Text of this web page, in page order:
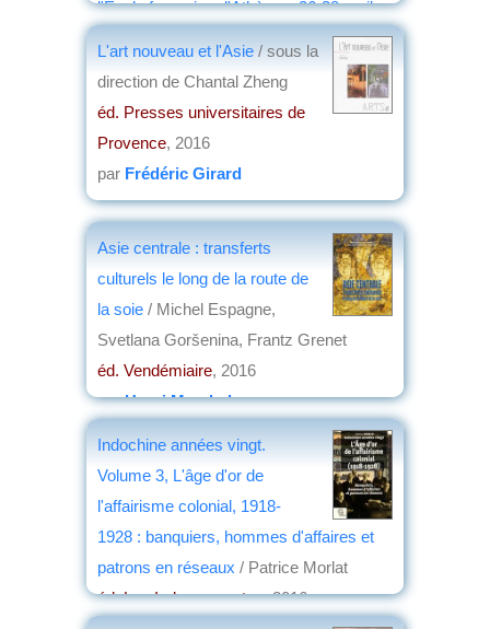
l'École française d'Athènes, 26-28 avril
/ Philippe Gelez et Gilles Grivaud
, 2016
L'art nouveau et l'Asie / sous la
direction de Chantal Zheng
éd. Presses universitaires de
Provence, 2016
par Frédéric Girard
Asie centrale : transferts
culturels le long de la route de
la soie / Michel Espagne,
Svetlana Goršenina, Frantz Grenet
éd. Vendémiaire, 2016
parHenri Marchal
Indochine années vingt.
Volume 3, L'âge d'or de
l'affairisme colonial, 1918-
1928 : banquiers, hommes d'affaires et
patrons en réseaux / Patrice Morlat
éd. Les Indes savantes, 2016